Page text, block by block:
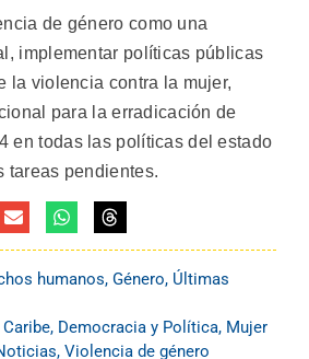
de género como una
implementar políticas públicas
la violencia contra la mujer,
para la erradicación de
en todas las políticas del estado
tareas pendientes.
humanos, Género, Últimas
, Democracia y Política, Mujer
, Violencia de género